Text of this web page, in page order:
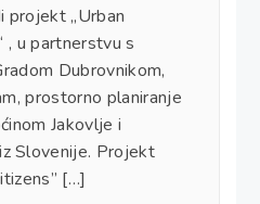
projekt „Urban
, u partnerstvu s
Dubrovnikom,
prostorno planiranje
Jakovlje i
Slovenije. Projekt
[…]